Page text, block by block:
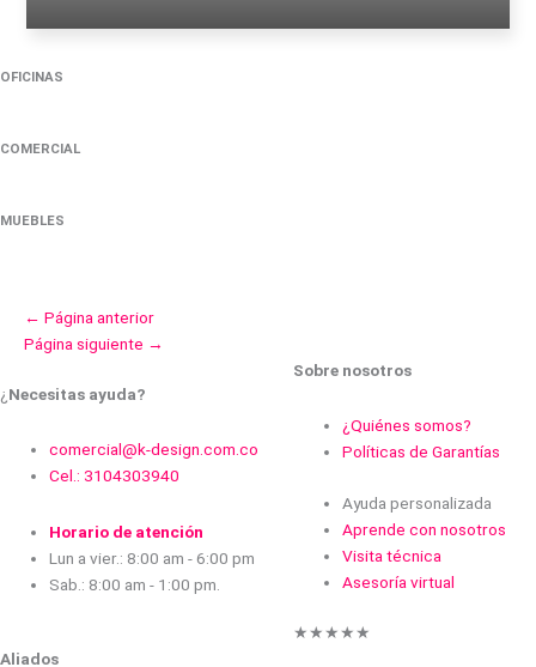
OFICINAS
COMERCIAL
MUEBLES
← Página anterior
Página siguiente →
¿ Necesitas ayuda?
comercial@k-design.com.co
Cel.: 3104303940
Horario de atención
Lun a vier.: 8:00 am - 6:00 pm
Sab.: 8:00 am - 1:00 pm.
Sobre nosotros
¿Quiénes somos?
Políticas de Garantías
Ayuda personalizada
Aprende con nosotros
Visita técnica
Asesoría virtual
★★★★★
Aliados